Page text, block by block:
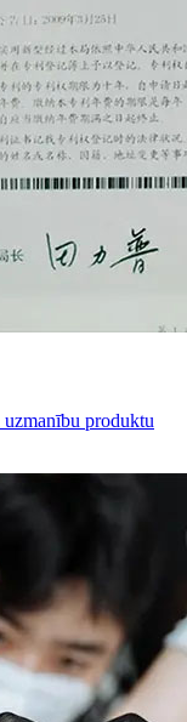
produktu